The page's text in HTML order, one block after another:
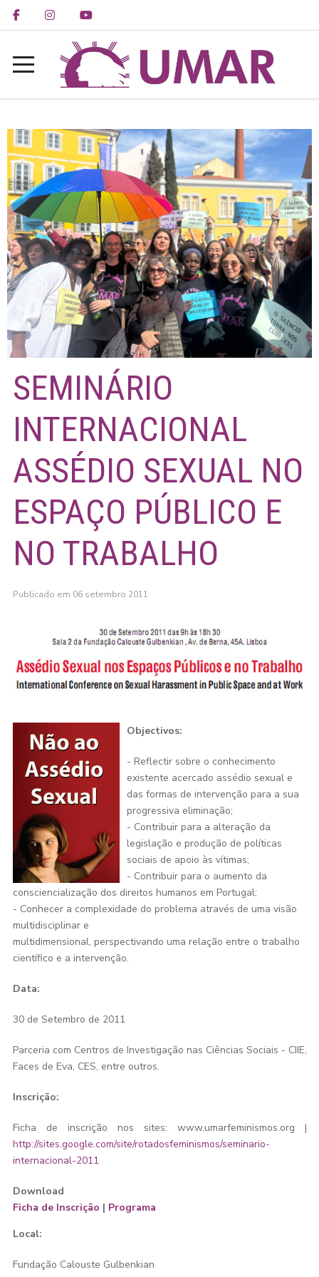
SEMINÁRIO
INTERNACIONAL
ASSÉDIO SEXUAL NO
ESPAÇO PÚBLICO E
NO TRABALHO
Publicado em 06 setembro 2011
Objectivos:
- Reflectir sobre o conhecimento
existente acercado assédio sexual e
das formas de intervenção para a sua
progressiva eliminação;
- Contribuir para a alteração da
legislação e produção de políticas
sociais de apoio às vítimas;
- Contribuir para o aumento da
consciencialização dos direitos humanos em Portugal;
- Conhecer a complexidade do problema através de uma visão
multidisciplinar e
multidimensional, perspectivando uma relação entre o trabalho
científico e a intervenção.
Data:
30 de Setembro de 2011
Parceria com Centros de Investigação nas Ciências Sociais - CIIE,
Faces de Eva, CES, entre outros.
Inscrição:
Ficha de inscrição nos sites: www.umarfeminismos.org |
http://sites.google.com/site/rotadosfeminismos/seminario-
internacional-2011
Download
Ficha de Inscrição | Programa
Local:
Fundação Calouste Gulbenkian